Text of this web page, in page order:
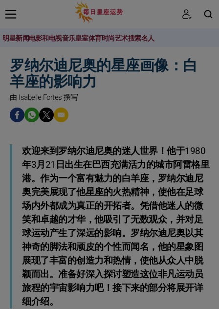
明星新闻电影和电视音乐皇室体育时尚艺术搜索名人
搜索
罗纳尔迪尼奥的星座画像：白
羊座的影响力
由 Isabelle Fortes 撰写
欢迎来到罗纳尔迪尼奥的迷人世界！他于1980
年3月21日出生在巴西充满活力的城市阿雷格里
港。作为一个富有魅力的白羊座，罗纳尔迪尼
奥完美展现了他星座的火热精神，使他在足球
场内外都成为真正的开拓者。凭借他迷人的微
笑和卓越的才华，他吸引了无数观众，并对足
球运动产生了深远的影响。罗纳尔迪尼奥以其
神奇的脚法和顽皮的个性而闻名，他的星象图
展现了丰富的创造力和热情，使他从众人中脱
颖而出。准备好深入探讨塑造这位非凡运动员
旅程的宇宙影响力吧！接下来的部分将展开详
细介绍。